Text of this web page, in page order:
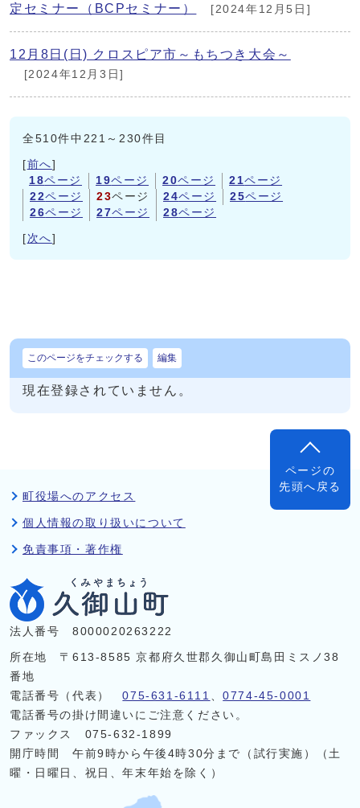
定セミナー（BCPセミナー）
[2024年12月5日]
12月8日(日) クロスピア市～もちつき大会～
[2024年12月3日]
全510件中221～230件目
[前へ]
18ページ 19ページ 20ページ 21ページ
22ページ 23ページ 24ページ 25ページ
26ページ 27ページ 28ページ
[ 次へ]
このページをチェックする 編集
現在登録されていません。
ページの
先頭へ戻る
町役場へのアクセス
個人情報の取り扱いについて
免責事項・著作権
法人番号 8000020263222
所在地 〒613-8585 京都府久世郡久御山町島田ミスノ38
番地
電話番号（代表）075-631-6111 、0774-45-0001
電話番号の掛け間違いにご注意ください。
ファックス 075-632-1899
開庁時間 午前9時から午後4時30分まで（試行実施）（土
曜・日曜日、祝日、年末年始を除く）